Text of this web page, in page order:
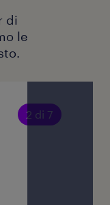
di
le
2 di 7